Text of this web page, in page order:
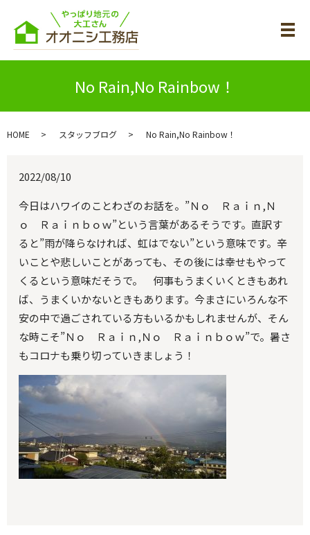
メ
No Rain,No Rainbow！
HOME スタッフブログ No Rain,No Rainbow！
2022/08/10
今日はハワイのことわざのお話を。”Ｎｏ Ｒａｉｎ,Ｎ
ｏ Ｒａｉｎｂｏｗ”という言葉があるそうです。直訳す
ると”雨が降らなければ、虹はでない”という意味です。辛
いことや悲しいことがあっても、その後には幸せもやって
くるという意味だそうで。 何事もうまくいくときもあれ
ば、うまくいかないときもあります。今まさにいろんな不
安の中で過ごされている方もいるかもしれませんが、そん
な時こそ”Ｎｏ Ｒａｉｎ,Ｎｏ Ｒａｉｎｂｏｗ”で。暑さ
もコロナも乗り切っていきましょう！